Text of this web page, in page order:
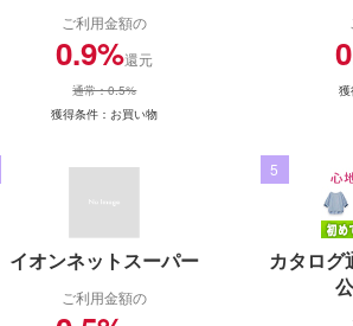
ご利用金額の
0.9%還元
通常：0.5%
獲得条件：お買い物
イオンネットスーパー
ご利用金額の
5
カタログ